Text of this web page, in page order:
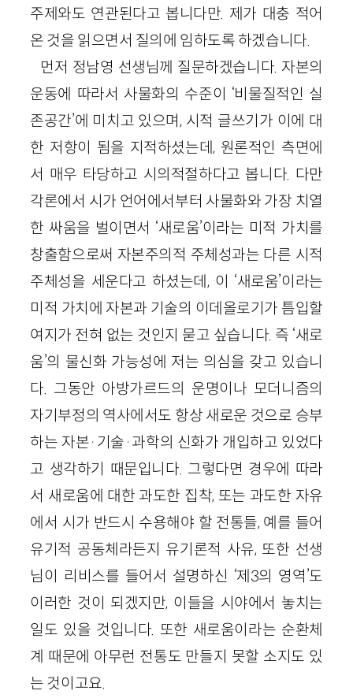
주제와도 연관된다고 봅니다만. 제가 대충 적어
온 것을 읽으면서 질의에 임하도록 하겠습니다.
먼저 정남영 선생님께 질문하겠습니다. 자본의
운동에 따라서 사물화의 수준이 ‘비물질적인 실
존공간’에 미치고 있으며, 시적 글쓰기가 이에 대
한 저항이 됨을 지적하셨는데, 원론적인 측면에
서 매우 타당하고 시의적절하다고 봅니다. 다만
각론에서 시가 언어에서부터 사물화와 가장 치열
한 싸움을 벌이면서 ‘새로움’이라는 미적 가치를
창출함으로써 자본주의적 주체성과는 다른 시적
주체성을 세운다고 하셨는데, 이 ‘새로움’이라는
미적 가치에 자본과 기술의 이데올로기가 틈입할
여지가 전혀 없는 것인지 묻고 싶습니다. 즉 ‘새로
움’의 물신화 가능성에 저는 의심을 갖고 있습니
다. 그동안 아방가르드의 운명이나 모더니즘의
자기부정의 역사에서도 항상 새로운 것으로 승부
하는 자본·기술·과학의 신화가 개입하고 있었다
고 생각하기 때문입니다. 그렇다면 경우에 따라
서 새로움에 대한 과도한 집착, 또는 과도한 자유
에서 시가 반드시 수용해야 할 전통들, 예를 들어
유기적 공동체라든지 유기론적 사유, 또한 선생
님이 리비스를 들어서 설명하신 ‘제3의 영역’도
이러한 것이 되겠지만, 이들을 시야에서 놓치는
일도 있을 것입니다. 또한 새로움이라는 순환체
계 때문에 아무런 전통도 만들지 못할 소지도 있
는 것이고요.